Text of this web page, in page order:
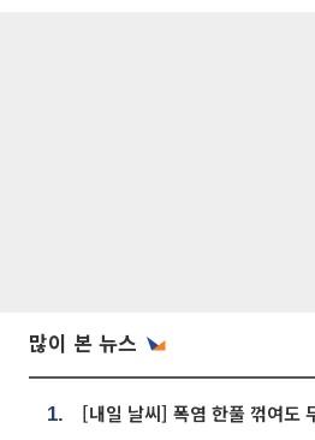
많이 본 뉴스
1.